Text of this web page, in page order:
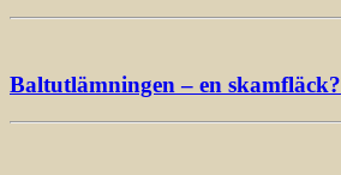
Baltutlämningen – en skamfläck?